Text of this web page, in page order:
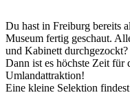
Du hast in Freiburg bereits
Museum fertig geschaut.
und Kabinett durchgezockt?
Dann ist es höchste Zeit
Umlandattraktion!
Eine kleine Selektion